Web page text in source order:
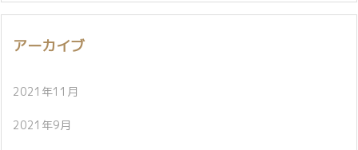
アーカイブ
2021年11月
2021年9月